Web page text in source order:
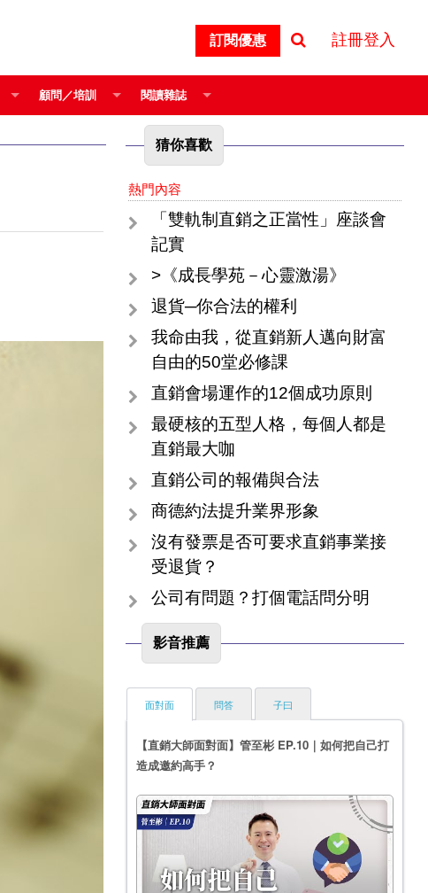
訂閱優惠 註冊登入
顧問／培訓 閱讀雜誌
猜你喜歡
熱門內容
「雙軌制直銷之正當性」座談會
記實
>《成長學苑－心靈激湯》
退貨─你合法的權利
我命由我，從直銷新人邁向財富
自由的50堂必修課
直銷會場運作的12個成功原則
最硬核的五型人格，每個人都是
直銷最大咖
直銷公司的報備與合法
商德約法提升業界形象
沒有發票是否可要求直銷事業接
受退貨？
公司有問題？打個電話問分明
影音推薦
面對面
【直銷大師面對面】管至彬 EP.10｜如何把自己打
造成邀約高手？
問答 子曰